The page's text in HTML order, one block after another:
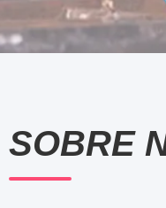
SOBRE